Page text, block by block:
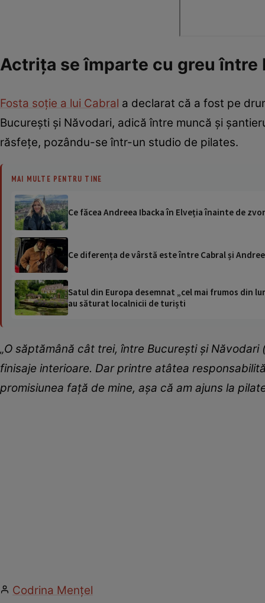
Actrița se împarte cu greu între
Fosta soție a lui Cabral a declarat că a fost pe
București și Năvodari, adică între muncă și
răsfețe, pozându-se într-un studio de pilates.
MAI MULTE PENTRU TINE
Ce făcea Andreea Ibacka în Elveția înainte de
Ce diferența de vârstă este între Cabral și
Satul din Europa desemnat „cel mai frumos din
au săturat localnicii de turiști
„O săptămână cât trei, între București și
finisaje interioare. Dar printre atâtea
promisiunea față de mine, așa că am ajuns la
Codrina Mențel